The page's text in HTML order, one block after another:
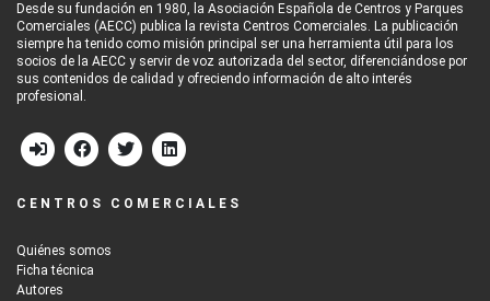
Desde su fundación en 1980, la Asociación Española de Centros y Parques
Comerciales (AECC) publica la revista Centros Comerciales. La publicación
siempre ha tenido como misión principal ser una herramienta útil para los
socios de la AECC y servir de voz autorizada del sector, diferenciándose por
sus contenidos de calidad y ofreciendo información de alto interés
profesional.
CENTROS COMERCIALES
Quiénes somos
Ficha técnica
Autores